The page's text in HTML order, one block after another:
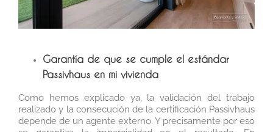
Garantía de que se cumple el estándar
Passivhaus en mi vivienda
Como hemos explicado ya, la validación del trabajo
realizado y la consecución de la certificación Passivhaus
depende de un agente externo. Y precisamente por eso